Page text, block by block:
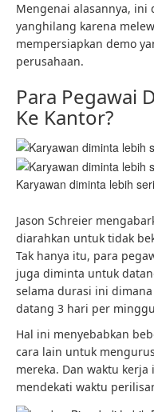
Mengenai alasannya,
yanghilang karena
mempersiapkan demo
perusahaan.
Para Pegawai
Ke Kantor?
Karyawan diminta lebih
Jason Schreier
diarahkan untuk tidak
Tak hanya itu, para
juga diminta untuk
selama durasi ini
datang 3 hari per
Hal ini menyebabkan
cara lain untuk
mereka. Dan waktu
mendekati waktu